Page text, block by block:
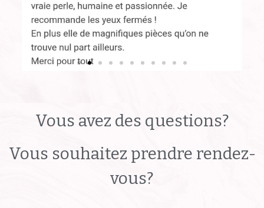
Vous avez des questions?
Vous souhaitez prendre rendez-
vous?